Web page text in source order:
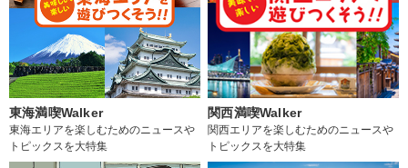
東海満喫Walker
東海エリアを楽しむためのニュースや
トピックスを大特集
関西満喫Walker
関西エリアを楽しむためのニュースや
トピックスを大特集